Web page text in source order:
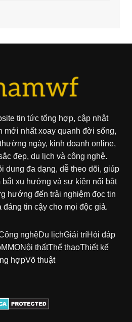
tin tức tổng hợp, cập nhật
mới nhất xoay quanh đời sống,
ngày, kinh doanh online,
đẹp, du lịch và công nghệ.
dung đa dạng, dễ theo dõi, giúp
bắt xu hướng và sự kiện nổi bật
hướng đến trải nghiệm đọc tin
tin cậy cho mọi độc giả.
nghệDu lịchGiải tríHỏi đáp
MMONội thấtThể thaoThiết kế
hợpVõ thuật